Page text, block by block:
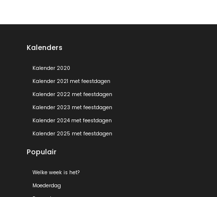
Kalenders
Kalender 2020
Kalender 2021 met feestdagen
Kalender 2022 met feestdagen
Kalender 2023 met feestdagen
Kalender 2024 met feestdagen
Kalender 2025 met feestdagen
Populair
Welke week is het?
Moederdag